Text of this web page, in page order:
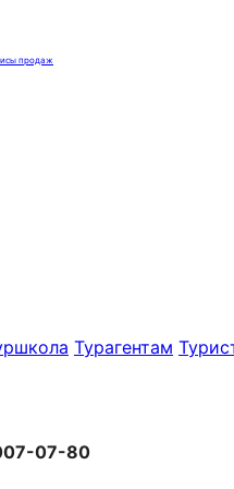
продаж
Турагентам
07-80